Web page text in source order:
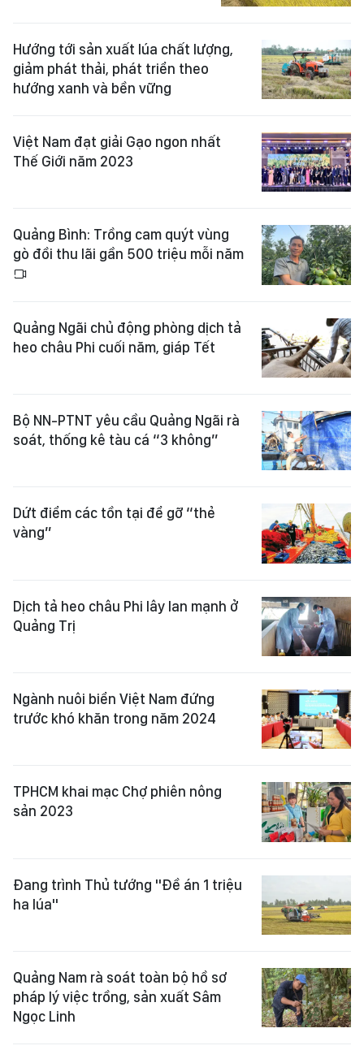
Hướng tới sản xuất lúa chất lượng,
giảm phát thải, phát triển theo
hướng xanh và bền vững
Việt Nam đạt giải Gạo ngon nhất
Thế Giới năm 2023
Quảng Bình: Trồng cam quýt vùng
gò đồi thu lãi gần 500 triệu mỗi năm
Quảng Ngãi chủ động phòng dịch tả
heo châu Phi cuối năm, giáp Tết
Bộ NN-PTNT yêu cầu Quảng Ngãi rà
soát, thống kê tàu cá “3 không”
Dứt điểm các tồn tại để gỡ “thẻ
vàng”
Dịch tả heo châu Phi lây lan mạnh ở
Quảng Trị
Ngành nuôi biển Việt Nam đứng
trước khó khăn trong năm 2024
TPHCM khai mạc Chợ phiên nông
sản 2023
Đang trình Thủ tướng "Đề án 1 triệu
ha lúa"
Quảng Nam rà soát toàn bộ hồ sơ
pháp lý việc trồng, sản xuất Sâm
Ngọc Linh